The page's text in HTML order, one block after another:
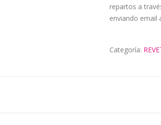
repartos a
enviando email
Categoría: